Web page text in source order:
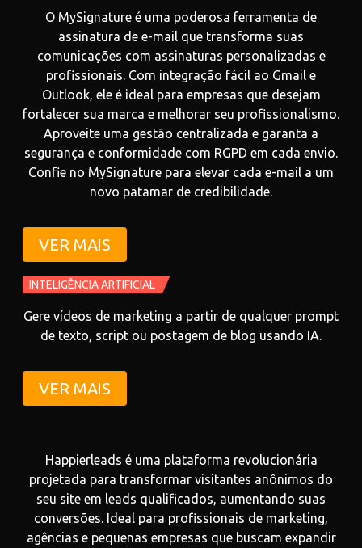
O MySignature é uma poderosa ferramenta de
assinatura de e-mail que transforma suas
comunicações com assinaturas personalizadas e
profissionais. Com integração fácil ao Gmail e
Outlook, ele é ideal para empresas que desejam
fortalecer sua marca e melhorar seu profissionalismo.
Aproveite uma gestão centralizada e garanta a
segurança e conformidade com RGPD em cada envio.
Confie no MySignature para elevar cada e-mail a um
novo patamar de credibilidade.
VER MAIS
INTELIGÊNCIA ARTIFICIAL
Gere vídeos de marketing a partir de qualquer prompt
de texto, script ou postagem de blog usando IA.
VER MAIS
Happierleads é uma plataforma revolucionária
projetada para transformar visitantes anônimos do
seu site em leads qualificados, aumentando suas
conversões. Ideal para profissionais de marketing,
agências e pequenas empresas que buscam expandir